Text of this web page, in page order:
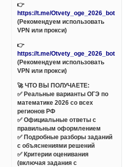
👉
https://t.me/Otvety_oge_2026_bot
(Рекомендуем использовать
VPN или прокси)
👉
https://t.me/Otvety_oge_2026_bot
(Рекомендуем использовать
VPN или прокси)
🚀 ЧТО ВЫ ПОЛУЧАЕТЕ:
✅ Реальные варианты ОГЭ по
математике 2026 со всех
регионов РФ
✅ Официальные ответы с
правильным оформлением
✅ Подробные разборы заданий
с объяснениями решений
✅ Критерии оценивания
(включая задания с